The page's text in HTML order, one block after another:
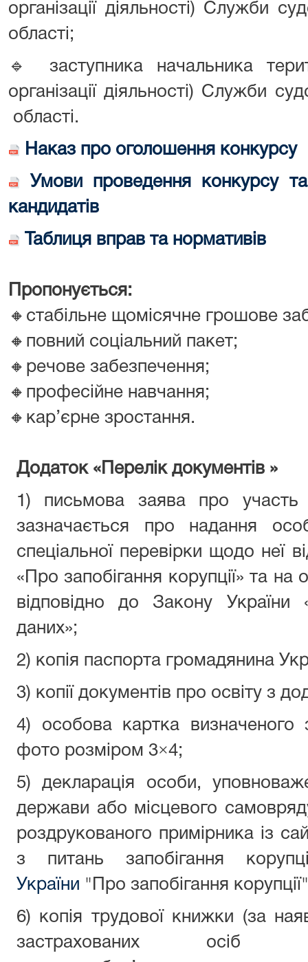
організації діяльності) Служби
області;
🔹 заступника начальника
організації діяльності) Служби
області.
Наказ про оголошення конкурсу
Умови проведення конкурсу та
кандидатів
Таблиця вправ та нормативів
Пропонується:
🔸стабільне щомісячне грошове
🔸повний соціальний пакет;
🔸речове забезпечення;
🔸професійне навчання;
🔸кар’єрне зростання.
Додаток «Перелік документів »
1) письмова заява про
зазначається про надання
спеціальної перевірки щодо неї
«Про запобігання корупції» та
відповідно до Закону України
даних»;
2) копія паспорта громадянина
3) копії документів про освіту з
4) особова картка визначеного
фото розміром 3×4;
5) декларація особи,
держави або місцевого
роздрукованого примірника із
з питань запобігання
України "Про запобігання
6) копія трудової книжки (за
застрахованих осіб